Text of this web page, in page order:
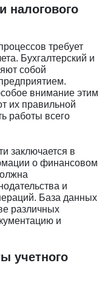
налогового
требует
Бухгалтерский и
собой
внимание этим
их правильной
работы всего
заключается в
о финансовом
и
База данных
различных
и
учетного